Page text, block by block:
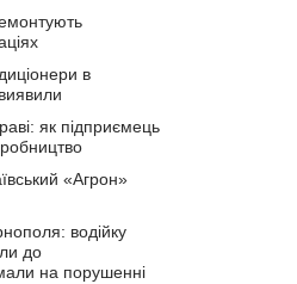
в
як підприємець
«Агрон»
водійку
до
на порушенні